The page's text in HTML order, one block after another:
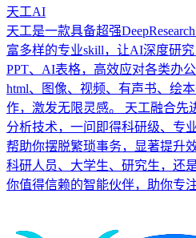
天工AI
天工是一款具备超强
富多样的专业skill，让AI深度研
PPT、AI表格，高效应对各类办
html、图像、视频、有声书、绘
作，激发无限灵感。 天工融合先
分析技术，一问即得科研级、专
帮助你摆脱繁琐事务，显著提升
科研人员、大学生、研究生，还
你值得信赖的智能伙伴，助你专